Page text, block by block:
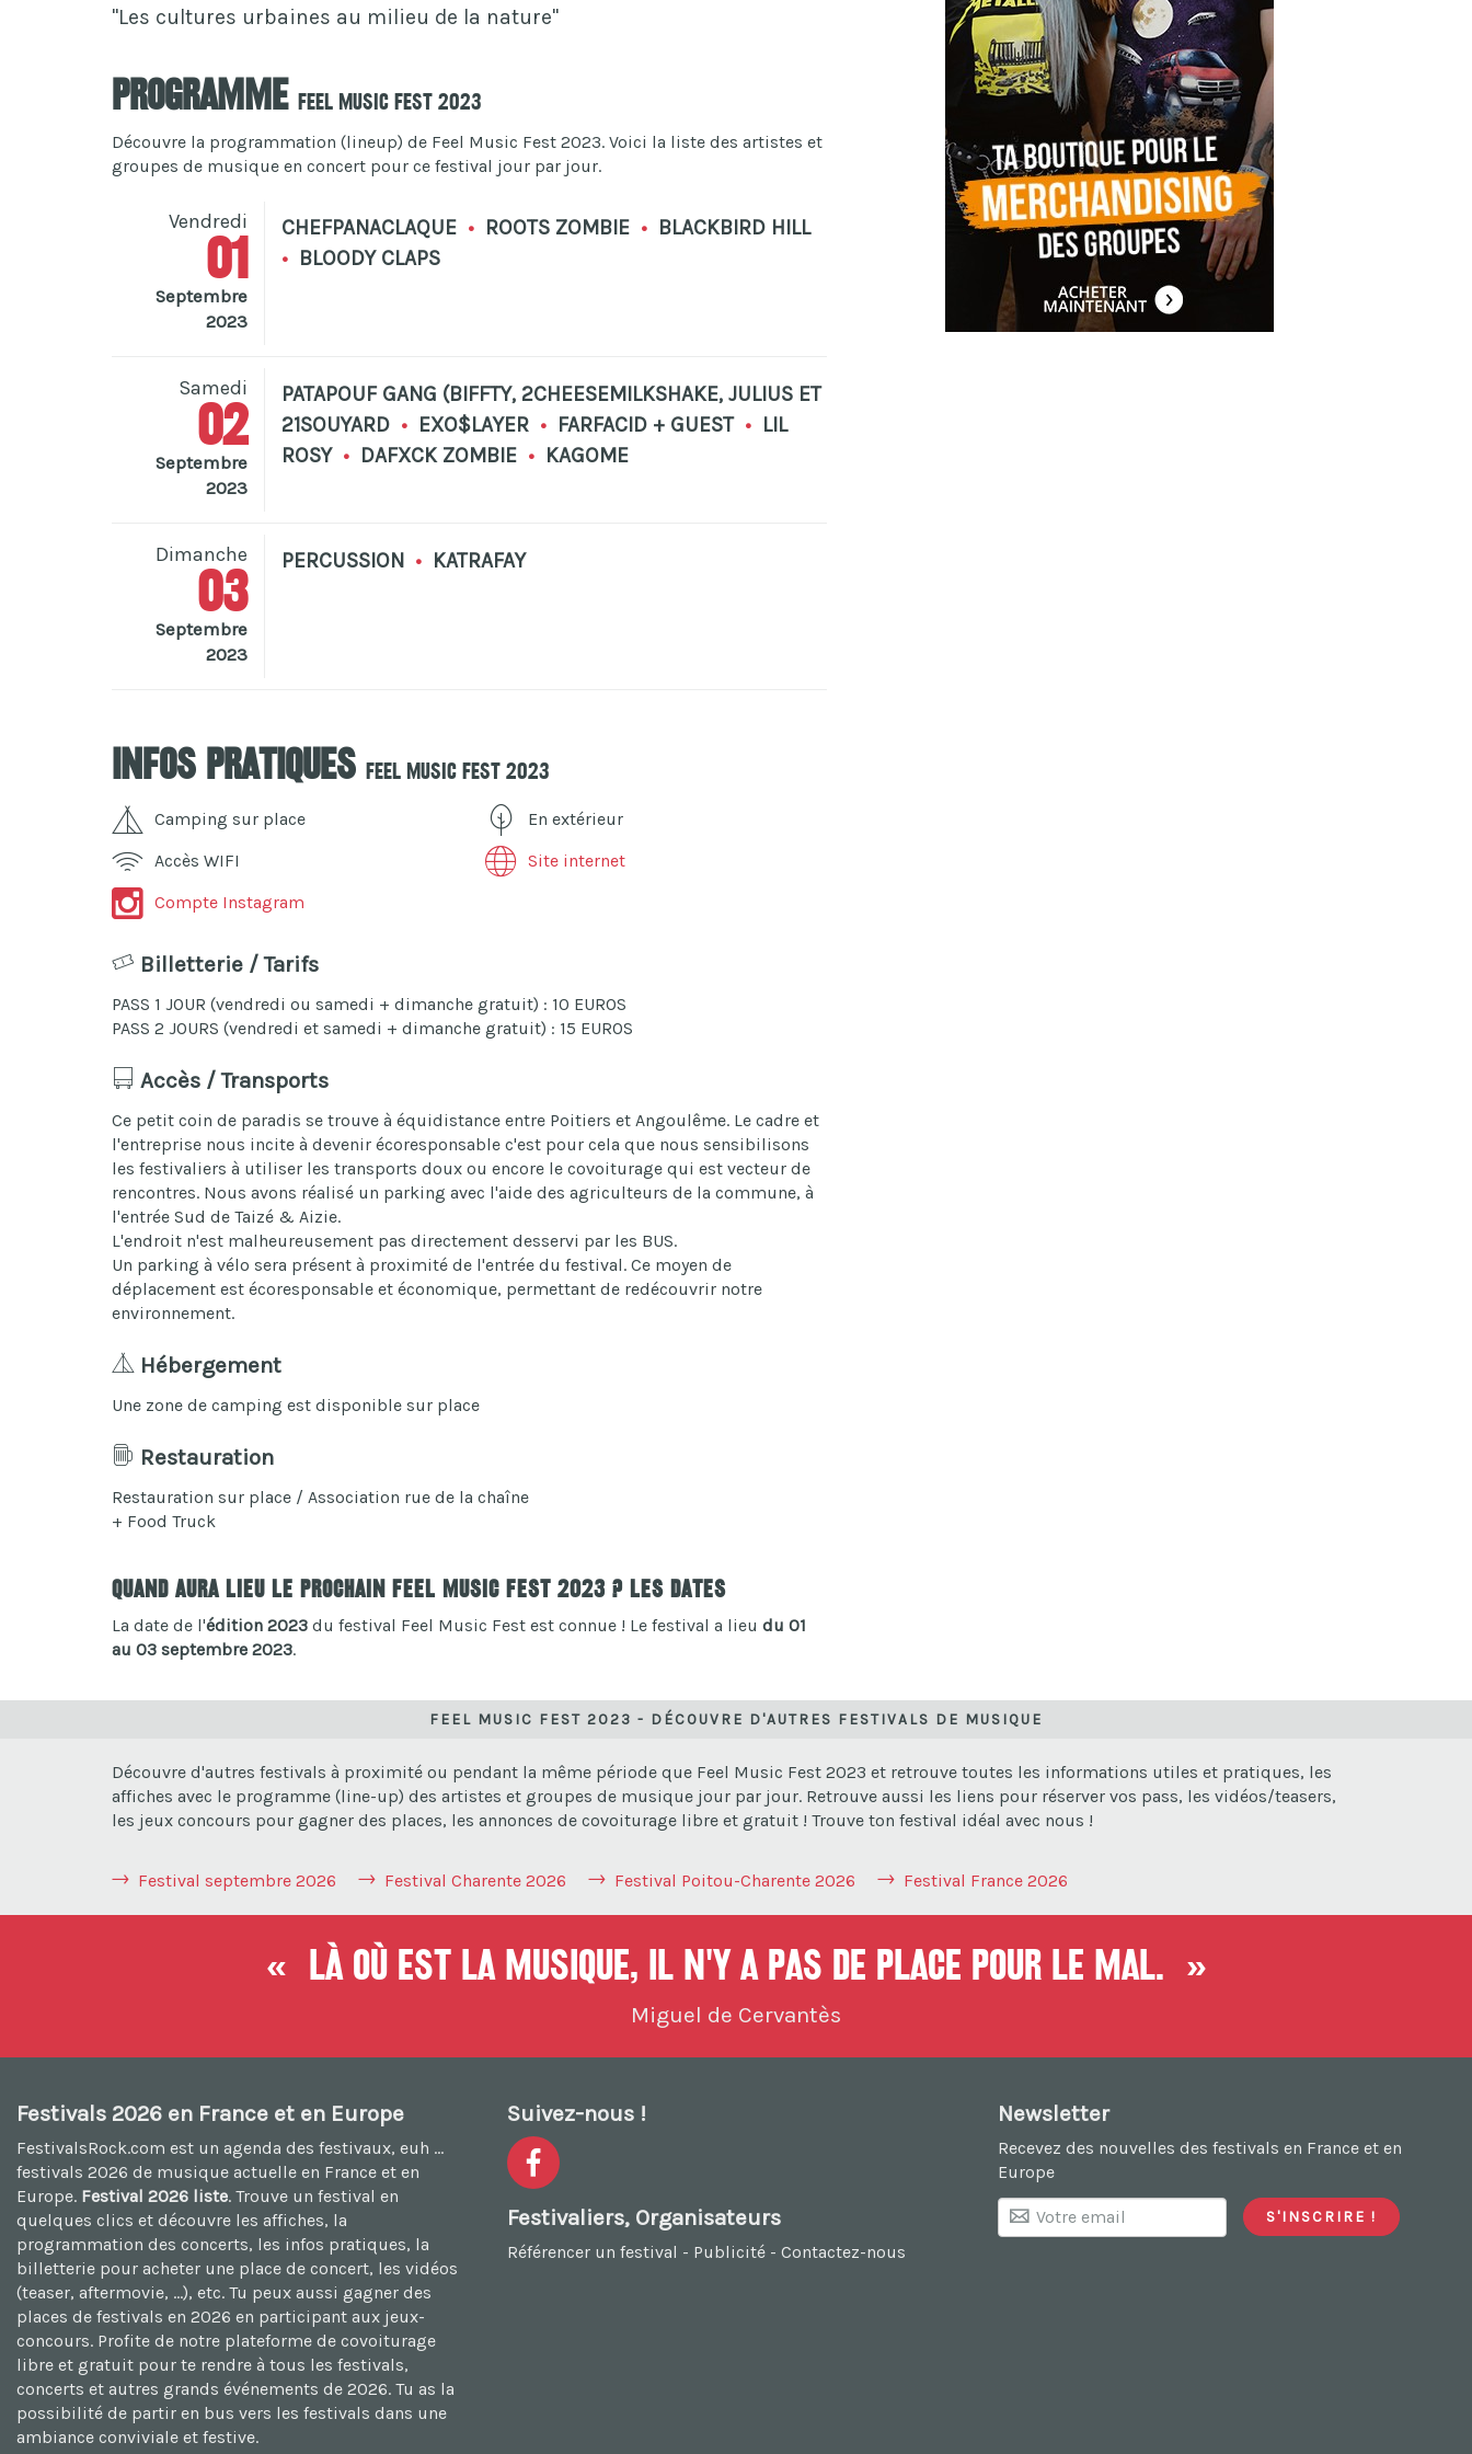
"Les cultures urbaines au milieu de la nature"
Programme Feel Music Fest 2023
Découvre la programmation (lineup) de Feel Music Fest 2023. Voici la liste des artistes et
groupes de musique en concert pour ce festival jour par jour.
Vendredi
01
Septembre
2023
CHEFPANACLAQUE • ROOTS ZOMBIE • BLACKBIRD HILL
• BLOODY CLAPS
Samedi
02
Septembre
2023
PATAPOUF GANG (BIFFTY, 2CHEESEMILKSHAKE, JULIUS ET
21SOUYARD • EXO$LAYER • FARFACID + GUEST • LIL
ROSY • DAFXCK ZOMBIE • KAGOME
Dimanche
03
Septembre
2023
PERCUSSION • KATRAFAY
Infos pratiques Feel Music Fest 2023
Camping sur place
En extérieur
Accès WIFI
Site internet
Compte Instagram
Billetterie / Tarifs
PASS 1 JOUR (vendredi ou samedi + dimanche gratuit) : 10 EUROS
PASS 2 JOURS (vendredi et samedi + dimanche gratuit) : 15 EUROS
Accès / Transports
Ce petit coin de paradis se trouve à équidistance entre Poitiers et Angoulême. Le cadre et
l'entreprise nous incite à devenir écoresponsable c'est pour cela que nous sensibilisons
les festivaliers à utiliser les transports doux ou encore le covoiturage qui est vecteur de
rencontres. Nous avons réalisé un parking avec l'aide des agriculteurs de la commune, à
l'entrée Sud de Taizé & Aizie.
L'endroit n'est malheureusement pas directement desservi par les BUS.
Un parking à vélo sera présent à proximité de l'entrée du festival. Ce moyen de
déplacement est écoresponsable et économique, permettant de redécouvrir notre
environnement.
Hébergement
Une zone de camping est disponible sur place
Restauration
Restauration sur place / Association rue de la chaîne
+ Food Truck
Quand aura lieu le prochain Feel Music Fest 2023 ? Les dates
La date de l'édition 2023 du festival Feel Music Fest est connue ! Le festival a lieu du 01
au 03 septembre 2023.
FEEL MUSIC FEST 2023 - DÉCOUVRE D'AUTRES FESTIVALS DE MUSIQUE
Découvre d'autres festivals à proximité ou pendant la même période que Feel Music Fest 2023 et retrouve toutes les informations utiles et pratiques, les
affiches avec le programme (line-up) des artistes et groupes de musique jour par jour. Retrouve aussi les liens pour réserver vos pass, les vidéos/teasers,
les jeux concours pour gagner des places, les annonces de covoiturage libre et gratuit ! Trouve ton festival idéal avec nous !
Festival septembre 2026 Festival Charente 2026 Festival Poitou-Charente 2026 Festival France 2026
« Là où est la musique, il n'y a pas de place pour le mal. »
Miguel de Cervantès
Festivals 2026 en France et en Europe
FestivalsRock.com est un agenda des festivaux, euh ...
festivals 2026 de musique actuelle en France et en
Europe. Festival 2026 liste. Trouve un festival en
quelques clics et découvre les affiches, la
programmation des concerts, les infos pratiques, la
billetterie pour acheter une place de concert, les vidéos
(teaser, aftermovie, ...), etc. Tu peux aussi gagner des
places de festivals en 2026 en participant aux jeux-
concours. Profite de notre plateforme de covoiturage
libre et gratuit pour te rendre à tous les festivals,
concerts et autres grands événements de 2026. Tu as la
possibilité de partir en bus vers les festivals dans une
ambiance conviviale et festive.
Suivez-nous !
Festivaliers, Organisateurs
Référencer un festival - Publicité - Contactez-nous
Newsletter
Recevez des nouvelles des festivals en France et en
Europe